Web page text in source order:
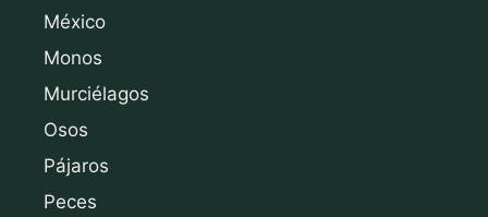
México
Monos
Murciélagos
Osos
Pájaros
Peces